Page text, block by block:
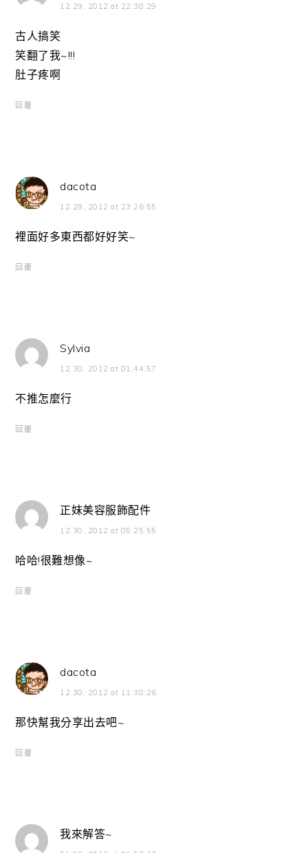
12 29, 2012 at 22:38:29
古人搞笑
笑翻了我~!!!
肚子疼啊
回覆
dacota
12 29, 2012 at 23:26:55
裡面好多東西都好好笑~
回覆
Sylvia
12 30, 2012 at 01:44:57
不推怎麼行
回覆
正妹美容服飾配件
12 30, 2012 at 05:25:55
哈哈!很難想像~
回覆
dacota
12 30, 2012 at 11:38:26
那快幫我分享出去吧~
回覆
我來解答~